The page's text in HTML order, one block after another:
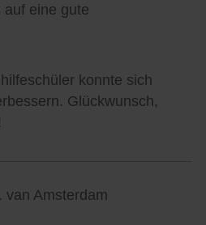
auf eine gute
konnte sich
Glückwunsch,
van Amsterdam